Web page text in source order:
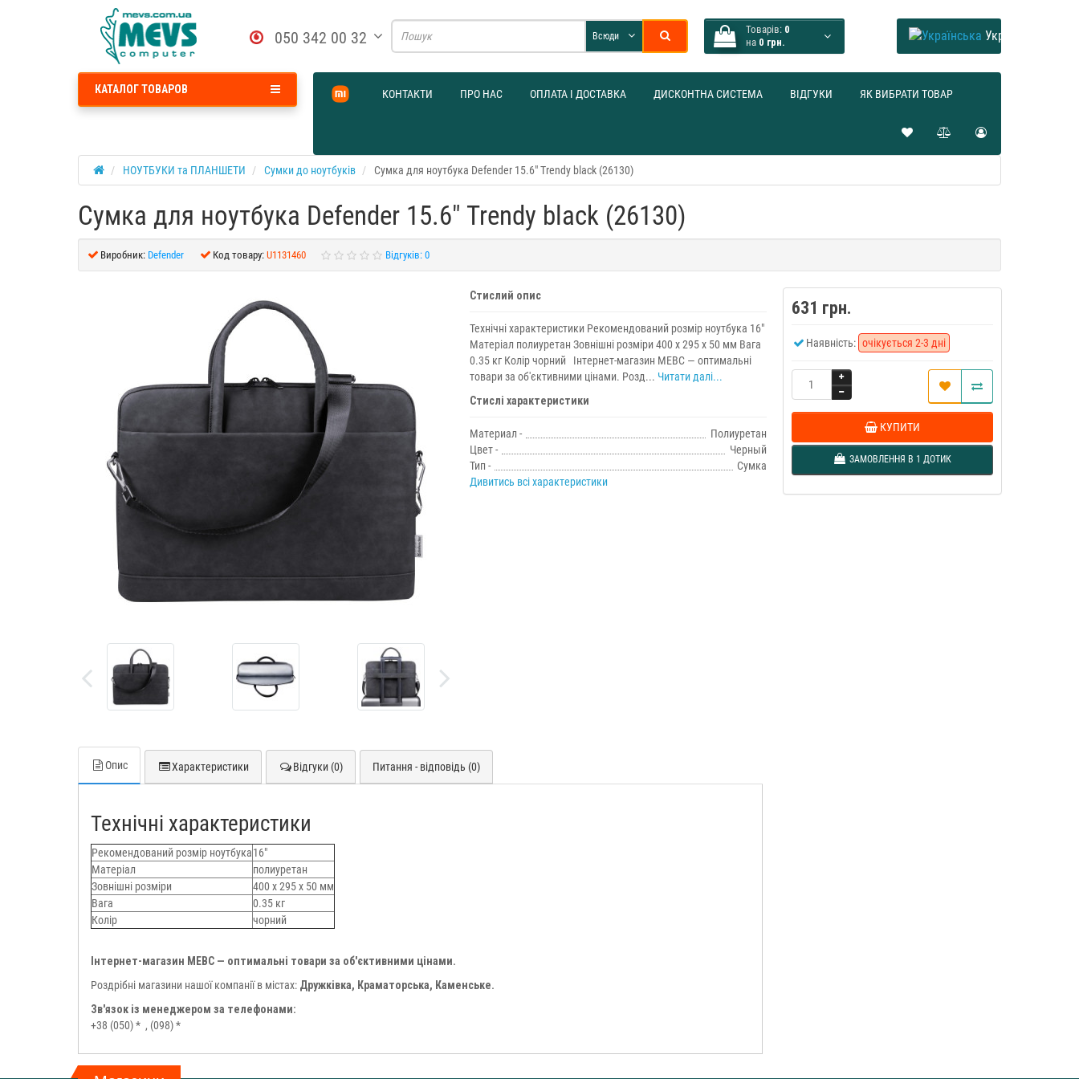
050 342 00 32 Товарів: 0
на 0 грн.
Всюди Українська
КОНТАКТИ ПРО НАС ОПЛАТА І ДОСТАВКА ДИСКОНТНА СИСТЕМА ВІДГУКИ ЯК ВИБРАТИ ТОВАР
КАТАЛОГ ТОВАРОВ
НОУТБУКИ та ПЛАНШЕТИ Сумки до ноутбуків Сумка для ноутбука Defender 15.6" Trendy black (26130)
Сумка для ноутбука Defender 15.6" Trendy black (26130)
Виробник: Defender Код товару: U1131460 Відгуків: 0
Стислий опис
Технічні характеристики Рекомендований розмір ноутбука 16"
Матеріал полиуретан Зовнішні розміри 400 x 295 x 50 мм Вага
0.35 кг Колір чорний Інтернет-магазин МЕВС — оптимальні
товари за об'єктивними цінами. Розд... Читати далі...
Стислі характеристики
Материал -
Полиуретан
Цвет -
Черный
Тип -
Сумка
Дивитись всі характеристики
631 грн.
Наявність: очікується 2-3 дні
КУПИТИ
ЗАМОВЛЕННЯ В 1 ДОТИК
Опис Характеристики Відгуки (0) Питання - відповідь (0)
Технічні характеристики
Рекомендований розмір ноутбука16"
Матеріал
полиуретан
Зовнішні розміри
400 x 295 x 50 мм
Вага
0.35 кг
Колір
чорний
Інтернет-магазин МЕВС — оптимальні товари за об'єктивними цінами.
Роздрібні магазини нашої компанії в містах: Дружківка, Краматорська, Каменське.
Зв'язок із менеджером за телефонами:
+38 (050) * , (098) *